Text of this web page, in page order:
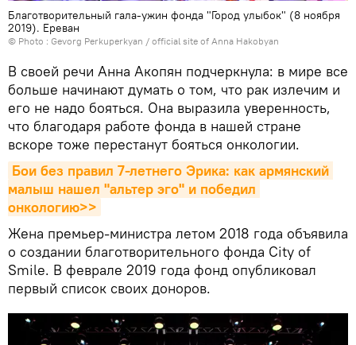
Благотворительный гала-ужин фонда "Город улыбок" (8 ноября
2019). Еревaн
© Photo : Gevorg Perkuperkyan / official site of Anna Hakobyan
В своей речи Анна Акопян подчеркнула: в мире все
больше начинают думать о том, что рак излечим и
его не надо бояться. Она выразила уверенность,
что благодаря работе фонда в нашей стране
вскоре тоже перестанут бояться онкологии.
Бои без правил 7-летнего Эрика: как армянский
малыш нашел "альтер эго" и победил
онкологию>>
Жена премьер-министра летом 2018 года объявила
о создании благотворительного фонда City of
Smile. В феврале 2019 года фонд опубликовал
первый список своих доноров.